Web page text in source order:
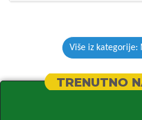
Više iz kategorije:
TRENUTNO